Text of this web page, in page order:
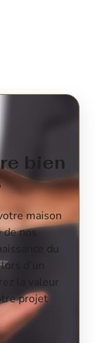
bien
maison
de nos
du
d’un
la valeur
projet